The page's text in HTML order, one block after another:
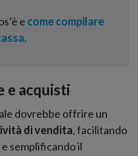
e come compilare
.
e acquisti
dovrebbe offrire un
di vendita, facilitando
semplificando il